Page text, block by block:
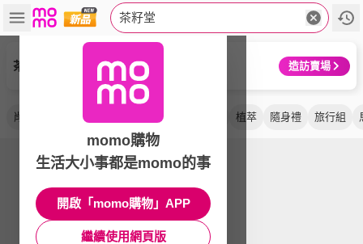
茶籽堂
茶籽堂 造訪賣場
肖楠葉 沐浴露 洗手露 植萃 隨身禮 旅行組
momo購物
生活大小事都是momo的事
開啟「momo購物」APP
繼續使用網頁版